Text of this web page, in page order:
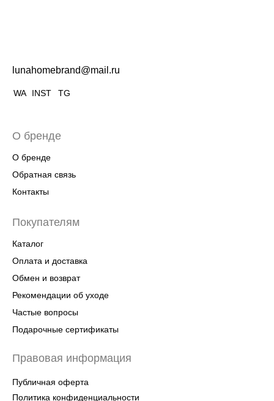
Каталог
Оплата и доставка
Обмен и возврат
Рекомендации об уходе
Частые вопросы
Подарочные сертификаты
О бренде
Обратная связь
Контакты
Покупателям
О бренде
Правовая информация
Политика конфиденциальности
Публичная оферта
lunahomebrand@mail.ru
WA INST TG